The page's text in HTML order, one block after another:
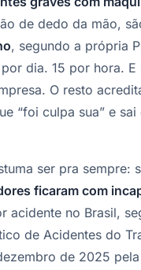
de dedo da mão,
, segundo a própria
dia. 15 por hora. E
O resto
“foi culpa sua” e sai
ser pra sempre:
ficaram com
acidente no Brasil,
de Acidentes do
de 2025 pela